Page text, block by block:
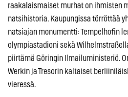
raakalaismaiset murhat on ihmisten
natsihistoria. Kaupungissa törröttää
natsiajan monumentti: Tempelhofin
olympiastadioni sekä
piirtämä Göringin Ilmailuministeriö.
Werkin ja Tresorin kaltaiset
vieressä.